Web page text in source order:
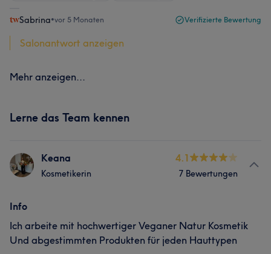
Sabrina•vor 5 Monaten Verifizierte Bewertung
Salonantwort anzeigen
Mehr anzeigen...
Lerne das Team kennen
Keana
Kosmetikerin
4.1
7 Bewertungen
Info
Ich arbeite mit hochwertiger Veganer Natur Kosmetik
Und abgestimmten Produkten für jeden Hauttypen